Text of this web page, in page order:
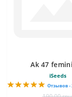
Ak 47
iSeeds
Отзывов -